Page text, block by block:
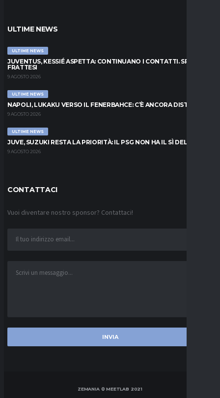
ULTIME NEWS
ULTIME NEWS
JUVENTUS, KESSIÉ ASPETTA: CONTINUANO I CONTATTI. SPUNTA
FRATTESI
9 AGOSTO 2026
ULTIME NEWS
NAPOLI, LUKAKU VERSO IL FENERBAHCE: C’È ANCORA DISTANZA
9 AGOSTO 2026
ULTIME NEWS
JUVE, SUZUKI RESTA LA PRIORITÀ: IL PSG NON HA IL SÌ DEL PARMA
9 AGOSTO 2026
CONTATTACI
Vuoi diventare nostro sponsor? Contattaci!
ZEMANIA © MEETLAB 2021